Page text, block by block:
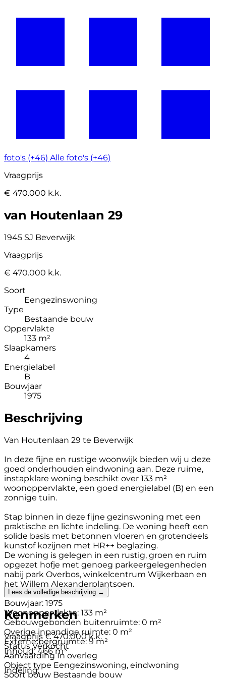
foto's (+46) Alle foto's (+46)
Vraagprijs
€ 470.000 k.k.
van Houtenlaan 29
1945 SJ Beverwijk
Vraagprijs
€ 470.000 k.k.
Soort
Eengezinswoning
Type
Bestaande bouw
Oppervlakte
133 m²
Slaapkamers
4
Energielabel
B
Bouwjaar
1975
Beschrijving
Van Houtenlaan 29 te Beverwijk
In deze fijne en rustige woonwijk bieden wij u deze
goed onderhouden eindwoning aan. Deze ruime,
instapklare woning beschikt over 133 m²
woonoppervlakte, een goed energielabel (B) en een
zonnige tuin.
Stap binnen in deze fijne gezinswoning met een
praktische en lichte indeling. De woning heeft een
solide basis met betonnen vloeren en grotendeels
kunstof kozijnen met HR++ beglazing.
De woning is gelegen in een rustig, groen en ruim
opgezet hofje met genoeg parkeergelegenheden
nabij park Overbos, winkelcentrum Wijkerbaan en
het Willem Alexanderplantsoen.
Bouwjaar: 1975
Woonoppervlakte: 133 m²
Gebouwgebonden buitenruimte: 0 m²
Overige inpandige ruimte: 0 m²
Externe bergruimte: 9 m²
Inhoud: 466 m³
Indeling;
Lees de volledige beschrijving →
Kenmerken
Vraagprijs € 470.000 k.k.
Status Verkocht
Aanvaarding In overleg
Object type Eengezinswoning, eindwoning
Soort bouw Bestaande bouw